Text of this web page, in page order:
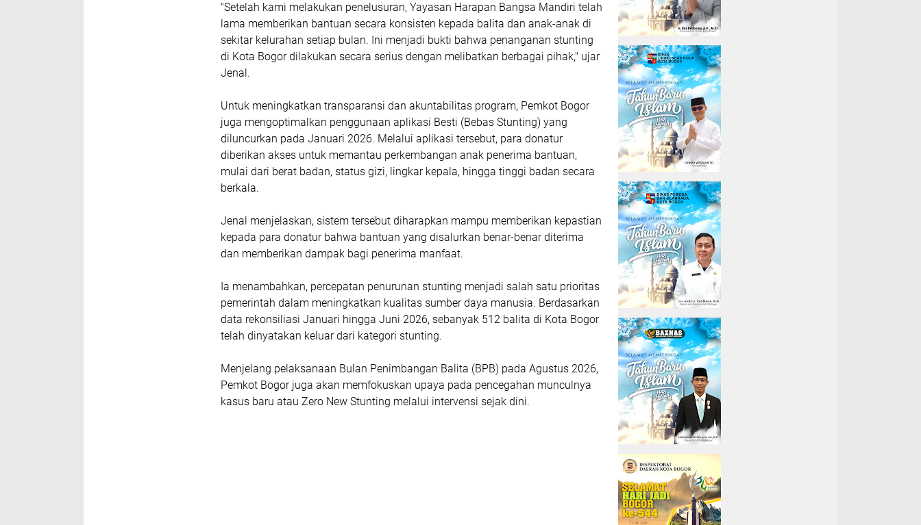
"Setelah kami melakukan penelusuran, Yayasan Harapan Bangsa Mandiri telah
lama memberikan bantuan secara konsisten kepada balita dan anak-anak di
sekitar kelurahan setiap bulan. Ini menjadi bukti bahwa penanganan stunting
di Kota Bogor dilakukan secara serius dengan melibatkan berbagai pihak," ujar
Jenal.
Untuk meningkatkan transparansi dan akuntabilitas program, Pemkot Bogor
juga mengoptimalkan penggunaan aplikasi Besti (Bebas Stunting) yang
diluncurkan pada Januari 2026. Melalui aplikasi tersebut, para donatur
diberikan akses untuk memantau perkembangan anak penerima bantuan,
mulai dari berat badan, status gizi, lingkar kepala, hingga tinggi badan secara
berkala.
Jenal menjelaskan, sistem tersebut diharapkan mampu memberikan kepastian
kepada para donatur bahwa bantuan yang disalurkan benar-benar diterima
dan memberikan dampak bagi penerima manfaat.
Ia menambahkan, percepatan penurunan stunting menjadi salah satu prioritas
pemerintah dalam meningkatkan kualitas sumber daya manusia. Berdasarkan
data rekonsiliasi Januari hingga Juni 2026, sebanyak 512 balita di Kota Bogor
telah dinyatakan keluar dari kategori stunting.
Menjelang pelaksanaan Bulan Penimbangan Balita (BPB) pada Agustus 2026,
Pemkot Bogor juga akan memfokuskan upaya pada pencegahan munculnya
kasus baru atau Zero New Stunting melalui intervensi sejak dini.